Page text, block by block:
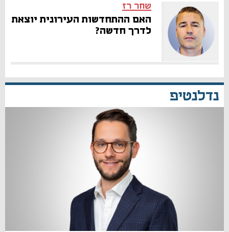
שחר רז
האם ההתחדשות העירונית יוצאת
לדרך חדשה?
נדלנטיפ